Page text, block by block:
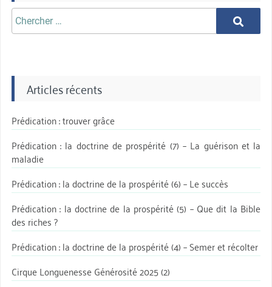
Chercher
aprè:
Chercher
Articles récents
Prédication : trouver grâce
Prédication : la doctrine de prospérité (7) – La guérison et la
maladie
Prédication : la doctrine de la prospérité (6) – Le succès
Prédication : la doctrine de la prospérité (5) – Que dit la Bible
des riches ?
Prédication : la doctrine de la prospérité (4) – Semer et récolter
Cirque Longuenesse Générosité 2025 (2)